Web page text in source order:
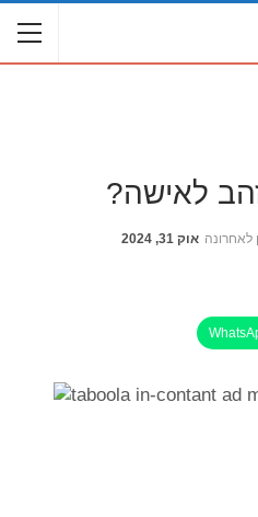
לאישה?
לאחרונה אוק 31, 2024